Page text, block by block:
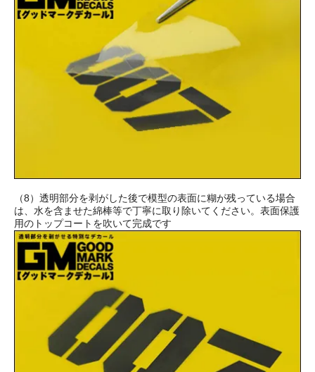
（8）透明部分を剥がした後で模型の表面に糊が残っている場合
は、水を含ませた綿棒等で丁寧に取り除いてください。表面保護
用のトップコートを吹いて完成です